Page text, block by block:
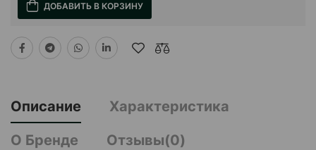
ДОБАВИТЬ В КОРЗИНУ
Описание
Характеристика
О Бренде
Отзывы(0)